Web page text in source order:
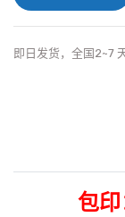
即日发货，全国2~7
包